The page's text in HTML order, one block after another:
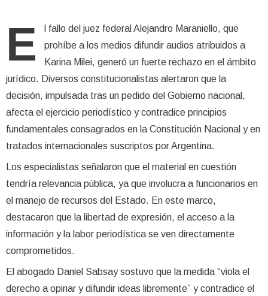
E
l fallo del juez federal Alejandro Maraniello, que
prohíbe a los medios difundir audios atribuidos a
Karina Milei, generó un fuerte rechazo en el ámbito
jurídico. Diversos constitucionalistas alertaron que la
decisión, impulsada tras un pedido del Gobierno nacional,
afecta el ejercicio periodístico y contradice principios
fundamentales consagrados en la Constitución Nacional y en
tratados internacionales suscriptos por Argentina.
Los especialistas señalaron que el material en cuestión
tendría relevancia pública, ya que involucra a funcionarios en
el manejo de recursos del Estado. En este marco,
destacaron que la libertad de expresión, el acceso a la
información y la labor periodística se ven directamente
comprometidos.
El abogado Daniel Sabsay sostuvo que la medida “viola el
derecho a opinar y difundir ideas libremente” y contradice el